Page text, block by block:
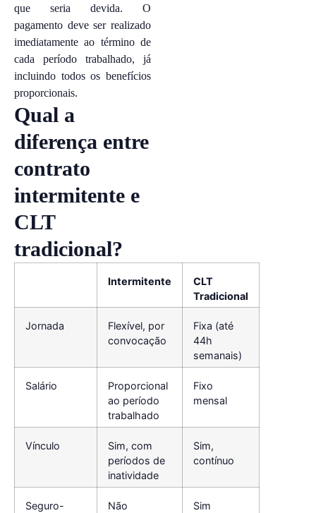
que seria devida. O
pagamento deve ser realizado
imediatamente ao término de
cada período trabalhado, já
incluindo todos os benefícios
proporcionais.
Qual a
diferença entre
contrato
intermitente e
CLT
tradicional?
Intermitente
CLT
Tradicional
Jornada
Flexível, por
convocação
Fixa (até
44h
semanais)
Salário
Proporcional
ao período
trabalhado
Fixo
mensal
Vínculo
Sim, com
períodos de
inatividade
Sim,
contínuo
Seguro-
Não Sim